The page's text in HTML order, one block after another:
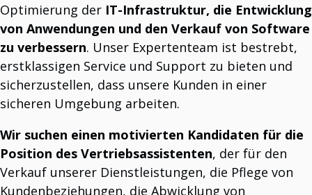
ABOUT US
T3Soft Vision
Unsere globale Vision.
T3 Helpdesk Software: IT-Support, Wartungsverfolgung &
mehr
Integrierte Lösung.
Das T3Soft-Team
BLOG
Der Unterschied zwischen dem Messen und dem Steuern
von OEE.
Die meisten Hersteller kennen ihren OEE-Wert. Die besten Hersteller erkennen,
wann er sich zu verändern beginnt.
Optimierung der IT-Infrastruktur, die Entwicklung
von Anwendungen und den Verkauf von Software
zu verbessern. Unser Expertenteam ist bestrebt,
erstklassigen Service und Support zu bieten und
sicherzustellen, dass unsere Kunden in einer
sicheren Umgebung arbeiten.
Wir suchen einen motivierten Kandidaten für die
Position des Vertriebsassistenten, der für den
Verkauf unserer Dienstleistungen, die Pflege von
Kundenbeziehungen, die Abwicklung von